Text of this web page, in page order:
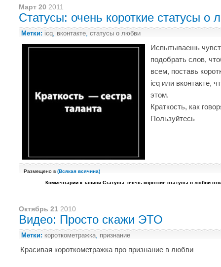
Март 20 2011
Статусы: очень короткие статусы о
Метки: icq, вконтакте, статусы о любви
Испытываешь
подобрать слов,
всем, поставь
icq или вконтакте,
этом.
Краткость, как
Пользуйтесь
Размещено в (Всякая всячина)
Комментарии к записи Статусы: очень короткие статусы о любви
Октябрь 21 2010
Видео: Просто скажи ЭТО
Метки: короткометражка, признание
Красивая короткометражка про признание в любви